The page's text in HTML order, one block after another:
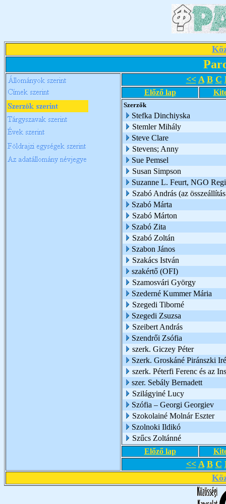
<< A B C
Előző lap
Szerzők
Stefka Dinchiyska
Stemler Mihály
Steve Clare
Stevens; Anny
Sue Pemsel
Susan Simpson
Suzanne L. Feurt, NGO
Szabó András (az
Szabó Márta
Szabó Márton
Szabó Zita
Szabó Zoltán
Szabon János
Szakács István
szakértő (OFI)
Szamosvári György
Szederné Kummer Mária
Szegedi Tiborné
Szegedi Zsuzsa
Szeibert András
Szendrői Zsófia
szerk. Giczey Péter
Szerk. Groskáné Piránszki
szerk. Péterfi Ferenc és az
szer. Sebály Bernadett
Szilágyiné Lucy
Szófia – Georgi Georgiev
Szokolainé Molnár Eszter
Szolnoki Ildikó
Szűcs Zoltánné
Előző lap
<< A B C